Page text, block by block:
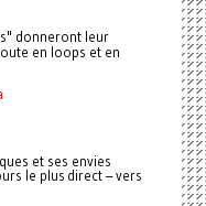
donneront leur
en loops et en
et ses envies
le plus direct – vers